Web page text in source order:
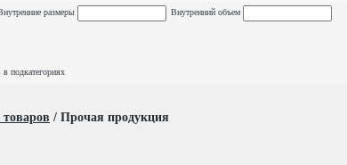
размеры Внутренний объем
в подкатегориях
товаров / Прочая продукция